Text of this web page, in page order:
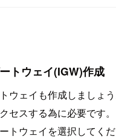
トウェイ(IGW)作成
ウェイも作成しましょ
セスする為に必要です
トウェイを選択してくだ